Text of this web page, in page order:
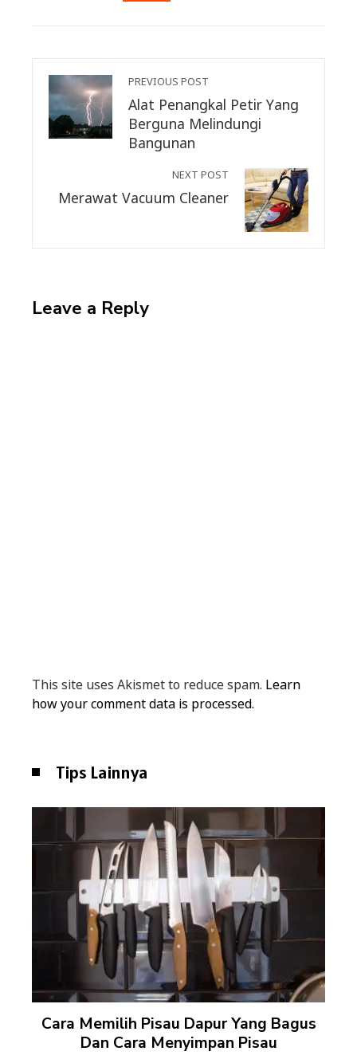
PREVIOUS POST
Alat Penangkal Petir Yang
Berguna Melindungi
Bangunan
NEXT POST
Merawat Vacuum Cleaner
Leave a Reply
This site uses Akismet to reduce spam. Learn
how your comment data is processed.
Tips Lainnya
Cara Memilih Pisau Dapur Yang Bagus
Dan Cara Menyimpan Pisau